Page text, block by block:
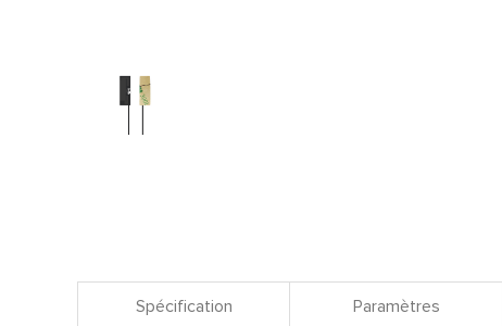
Spécification Paramètres